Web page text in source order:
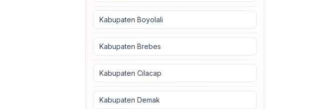
Kabupaten Boyolali
Kabupaten Brebes
Kabupaten Cilacap
Kabupaten Demak